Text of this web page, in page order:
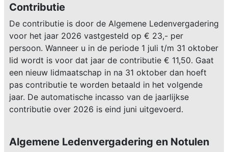
Contributie
De contributie is door de Algemene Ledenvergadering
voor het jaar 2026 vastgesteld op € 23,- per
persoon. Wanneer u in de periode 1 juli t/m 31 oktober
lid wordt is voor dat jaar de contributie € 11,50. Gaat
een nieuw lidmaatschap in na 31 oktober dan hoeft
pas contributie te worden betaald in het volgende
jaar. De automatische incasso van de jaarlijkse
contributie over 2026 is eind juni uitgevoerd.
Algemene Ledenvergadering en Notulen